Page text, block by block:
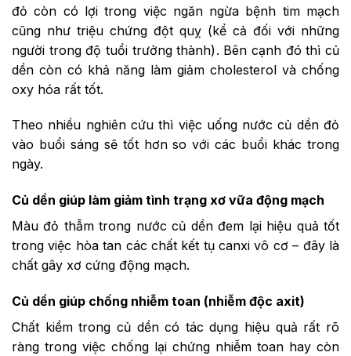
đỏ còn có lợi trong việc ngăn ngừa bệnh tim mạch
cũng như triệu chứng đột quỵ (kể cả đối với những
người trong độ tuổi trưởng thành). Bên cạnh đó thì củ
dền còn có khả năng làm giảm cholesterol và chống
oxy hóa rất tốt.
Theo nhiều nghiên cứu thì việc uống nước củ dền đỏ
vào buổi sáng sẽ tốt hơn so với các buổi khác trong
ngày.
Củ dền giúp làm giảm tình trạng xơ vữa động mạch
Màu đỏ thẫm trong nước củ dền đem lại hiệu quả tốt
trong việc hòa tan các chất kết tụ canxi vô cơ – đây là
chất gây xơ cứng động mạch.
Củ dền giúp chống nhiễm toan (nhiễm độc axit)
Chất kiềm trong củ dền có tác dụng hiệu quả rất rõ
ràng trong việc chống lại chứng nhiễm toan hay còn